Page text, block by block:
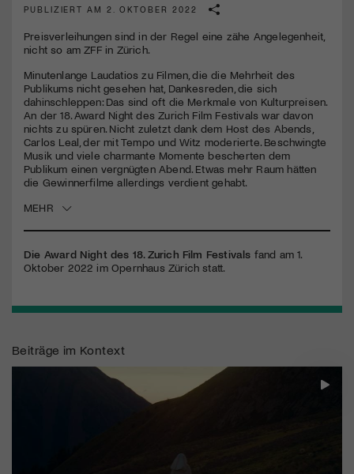
PUBLIZIERT AM 2. OKTOBER 2022
Preisverleihungen sind in der Regel eine zähe Angelegenheit,
nicht so am ZFF in Zürich.
Minutenlange Laudatios zu Filmen, die die Mehrheit des
Publikums nicht gesehen hat, Dankesreden, die sich
dahinschleppen: Das sind oft die Merkmale von Kulturpreisen.
An der 18. Award Night des Zurich Film Festivals war davon
nichts zu spüren. Nicht zuletzt dank dem Host des Abends,
Carlos Leal, der mit Tempo und Witz moderierte. Beschwingte
Musik und viele charmante Momente bescherten dem
Publikum einen vergnügten Abend. Etwas mehr Raum hätten
die Gewinnerfilme allerdings verdient gehabt.
MEHR
Die Award Night des 18. Zurich Film Festivals fand am 1.
Oktober 2022 im Opernhaus Zürich statt.
Beiträge im Kontext